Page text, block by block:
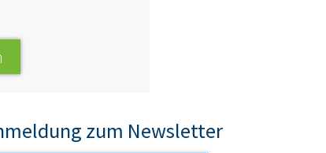
zum Newsletter